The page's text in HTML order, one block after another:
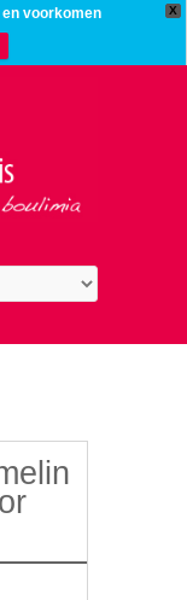
X
en voorkomen